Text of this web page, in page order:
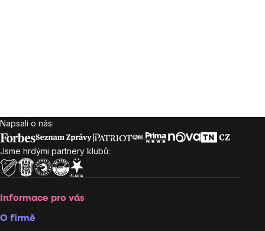
Zápatí
Napsali o nás:
Jsme hrdými partnery klubů:
Informace pro vás
O firmě